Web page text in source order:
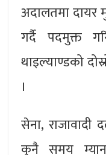
अदालतमा दायर
गर्दै पदमुक्त
थाइल्याण्डको
।
सेना,
कुनै समय